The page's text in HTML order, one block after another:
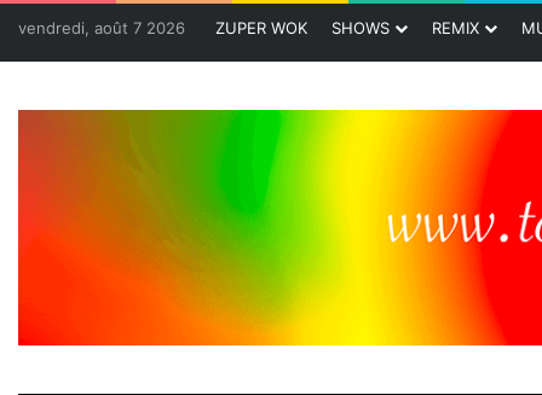
vendredi, août 7 2026 ZUPER WOK SHOWS REMIX